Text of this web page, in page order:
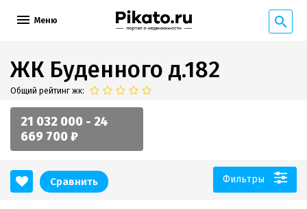
Меню
ЖК Буденного д.182
Общий рейтинг жк:
21 032 000 - 24
669 700 ₽
Сравнить Фильтры